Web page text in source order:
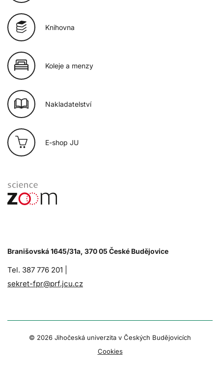
Knihovna
Koleje a menzy
Nakladatelství
E-shop JU
Branišovská 1645/31a, 370 05 České Budějovice
Tel. 387 776 201 |
sekret-fpr@prf.jcu.cz
© 2026 Jihočeská univerzita v Českých Budějovicích
Cookies